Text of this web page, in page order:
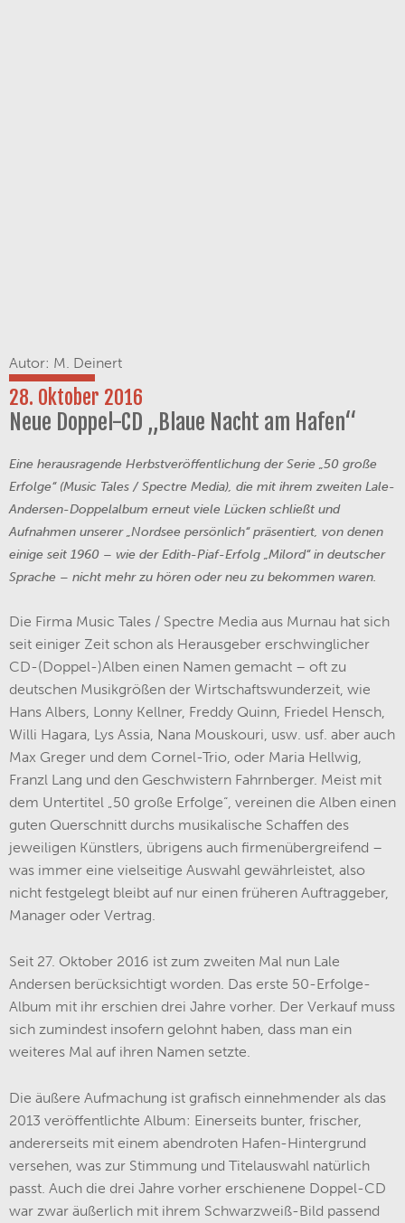
Autor: M. Deinert
28. Oktober 2016
Neue Doppel-CD „Blaue Nacht am Hafen“
Eine herausragende Herbstveröffentlichung der Serie „50 große
Erfolge“ (Music Tales / Spectre Media), die mit ihrem zweiten Lale-
Andersen-Doppelalbum erneut viele Lücken schließt und
Aufnahmen unserer „Nordsee persönlich“ präsentiert, von denen
einige seit 1960 – wie der Edith-Piaf-Erfolg „Milord“ in deutscher
Sprache – nicht mehr zu hören oder neu zu bekommen waren.
Die Firma Music Tales / Spectre Media aus Murnau hat sich
seit einiger Zeit schon als Herausgeber erschwinglicher
CD-(Doppel-)Alben einen Namen gemacht – oft zu
deutschen Musikgrößen der Wirtschaftswunderzeit, wie
Hans Albers, Lonny Kellner, Freddy Quinn, Friedel Hensch,
Willi Hagara, Lys Assia, Nana Mouskouri, usw. usf. aber auch
Max Greger und dem Cornel-Trio, oder Maria Hellwig,
Franzl Lang und den Geschwistern Fahrnberger. Meist mit
dem Untertitel „50 große Erfolge“, vereinen die Alben einen
guten Querschnitt durchs musikalische Schaffen des
jeweiligen Künstlers, übrigens auch firmenübergreifend –
was immer eine vielseitige Auswahl gewährleistet, also
nicht festgelegt bleibt auf nur einen früheren Auftraggeber,
Manager oder Vertrag.
Seit 27. Oktober 2016 ist zum zweiten Mal nun Lale
Andersen berücksichtigt worden. Das erste 50-Erfolge-
Album mit ihr erschien drei Jahre vorher. Der Verkauf muss
sich zumindest insofern gelohnt haben, dass man ein
weiteres Mal auf ihren Namen setzte.
Die äußere Aufmachung ist grafisch einnehmender als das
2013 veröffentlichte Album: Einerseits bunter, frischer,
andererseits mit einem abendroten Hafen-Hintergrund
versehen, was zur Stimmung und Titelauswahl natürlich
passt. Auch die drei Jahre vorher erschienene Doppel-CD
war zwar äußerlich mit ihrem Schwarzweiß-Bild passend